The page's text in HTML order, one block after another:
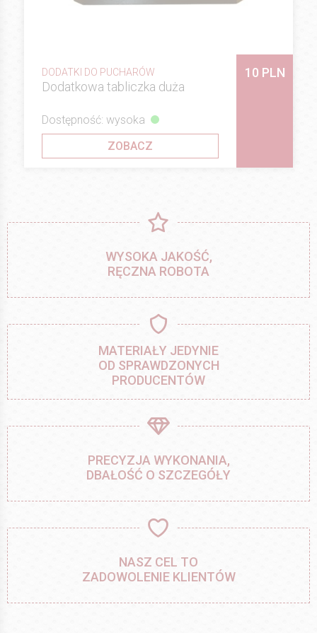
DODATKI DO PUCHARÓW
Dodatkowa tabliczka duża
10 PLN
Dostępność: wysoka
ZOBACZ
WYSOKA JAKOŚĆ,
RĘCZNA ROBOTA
MATERIAŁY JEDYNIE
OD SPRAWDZONYCH
PRODUCENTÓW
PRECYZJA WYKONANIA,
DBAŁOŚĆ O SZCZEGÓŁY
NASZ CEL TO
ZADOWOLENIE KLIENTÓW